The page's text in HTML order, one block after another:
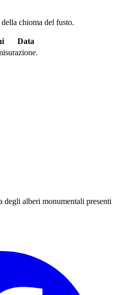
chioma del fusto.
Data
degli alberi monumentali presenti